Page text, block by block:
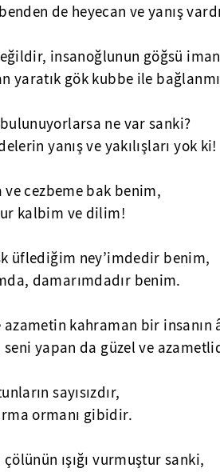
de heyecan ve yanış
insanoğlunun göğsü
yaratık gök kubbe ile
ne var sanki?
yanış ve yakılışları yok ki!
cezbeme bak benim,
kalbim ve dilim!
üflediğim ney’imdedir benim,
damarımdadır benim.
azametin kahraman bir insanın
yapan da güzel ve
sayısızdır,
ormanı gibidir.
ışığı vurmuştur sanki,